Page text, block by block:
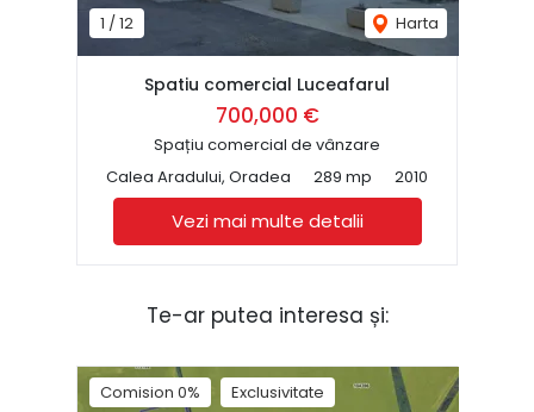
1 / 12 Harta
Spatiu comercial Luceafarul
700,000 €
Spațiu comercial de vânzare
Calea Aradului, Oradea
289 mp 2010
Vezi mai multe detalii
Te-ar putea interesa și:
Comision 0% Exclusivitate